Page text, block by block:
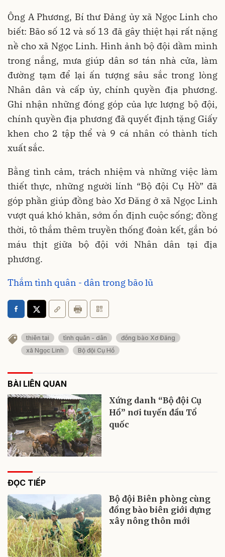
Ông A Phương, Bí thư Đảng ủy xã Ngọc Linh cho
biết: Bão số 12 và số 13 đã gây thiệt hại rất nặng
nề cho xã Ngọc Linh. Hình ảnh bộ đội dầm mình
trong nắng, mưa giúp dân sơ tán nhà cửa, làm
đường tạm để lại ấn tượng sâu sắc trong lòng
Nhân dân và cấp ủy, chính quyền địa phương.
Ghi nhận những đóng góp của lực lượng bộ đội,
chính quyền địa phương đã quyết định tặng Giấy
khen cho 2 tập thể và 9 cá nhân có thành tích
xuất sắc.
Bằng tình cảm, trách nhiệm và những việc làm
thiết thực, những người lính “Bộ đội Cụ Hồ” đã
góp phần giúp đồng bào Xơ Đăng ở xã Ngọc Linh
vượt quá khó khăn, sớm ổn định cuộc sống; đồng
thời, tô thắm thêm truyền thống đoàn kết, gắn bó
máu thịt giữa bộ đội với Nhân dân tại địa
phương.
Thắm tình quân - dân trong bão lũ
thiên tai tình quân - dân
đồng bào Xơ Đăng
xã Ngọc Linh
Bộ đội Cụ Hồ
BÀI LIÊN QUAN
Xứng danh “Bộ đội Cụ
Hồ” nơi tuyến đầu Tổ
quốc
ĐỌC TIẾP
Bộ đội Biên phòng cùng
đồng bào biên giới dựng
xây nông thôn mới